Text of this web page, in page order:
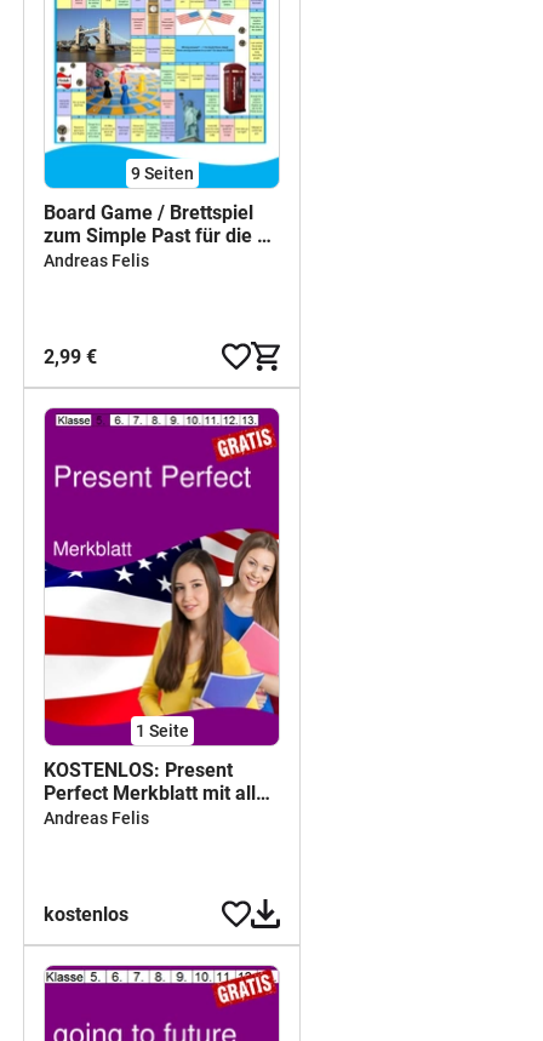
9Seiten
Board Game / Brettspiel
zum Simple Past für die 7.
/ 8. Klasse - Mit Anleitung
Andreas Felis
2,99 €
1 Seite
KOSTENLOS: Present
Perfect Merkblatt mit allen
Regeln zur Bildung und
Andreas Felis
kostenlos